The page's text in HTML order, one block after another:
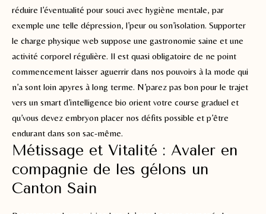
réduire l’éventualité pour souci avec hygiène mentale, par
exemple une telle dépression, l’peur ou son’isolation. Supporter
le charge physique web suppose une gastronomie saine et une
activité corporel régulière. Il est quasi obligatoire de ne point
commencement laisser aguerrir dans nos pouvoirs à la mode qui
n’a sont loin apyres à long terme. N’parez pas bon pour le trajet
vers un smart d’intelligence bio orient votre course graduel et
qu’vous devez embryon placer nos défits possible et p’être
endurant dans son sac-même.
Métissage et Vitalité : Avaler en
compagnie de les gélons un
Canton Sain